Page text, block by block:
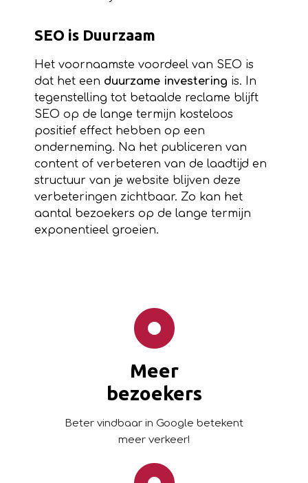
SEO is Duurzaam
Het voornaamste voordeel van SEO is
dat het een duurzame investering is. In
tegenstelling tot betaalde reclame blijft
SEO op de lange termijn kosteloos
positief effect hebben op een
onderneming. Na het publiceren van
content of verbeteren van de laadtijd en
structuur van je website blijven deze
verbeteringen zichtbaar. Zo kan het
aantal bezoekers op de lange termijn
exponentieel groeien.
Meer
bezoekers
Beter vindbaar in Google betekent
meer verkeer!